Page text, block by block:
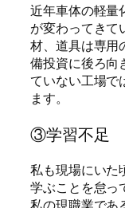
近年車体の軽量
が変わってきて
材、道具は専用
備投資に後ろ向
ていない工場で
ます。
③学習不足
私も現場にいた
学ぶことを怠っ